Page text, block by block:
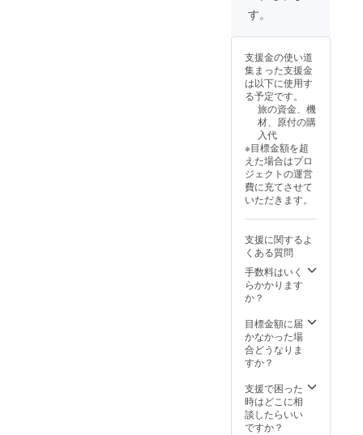
をお送りします
（動画はメール
で視聴用のURL
をお送りしま
す） ※調査の際
の諸経費はご負
担よろしくお願
いします 有効期
限は旅終了後の
2026 2/1から1年
以内です ・リク
エストはプロ
ジェクト終了後
にお送りする
メールにてヒア
リング、調整の
うえ決定いたし
ます。
す。
支援金の使い道
集まった支援金
は以下に使用す
る予定です。
旅の資金、機
材、原付の購
入代
※目標金額を超
えた場合はプロ
ジェクトの運営
費に充てさせて
いただきます。
支援に関するよ
くある質問
手数料はいく
らかかります
か？
目標金額に届
かなかった場
合どうなりま
すか？
支援で困った
時はどこに相
談したらいい
ですか？